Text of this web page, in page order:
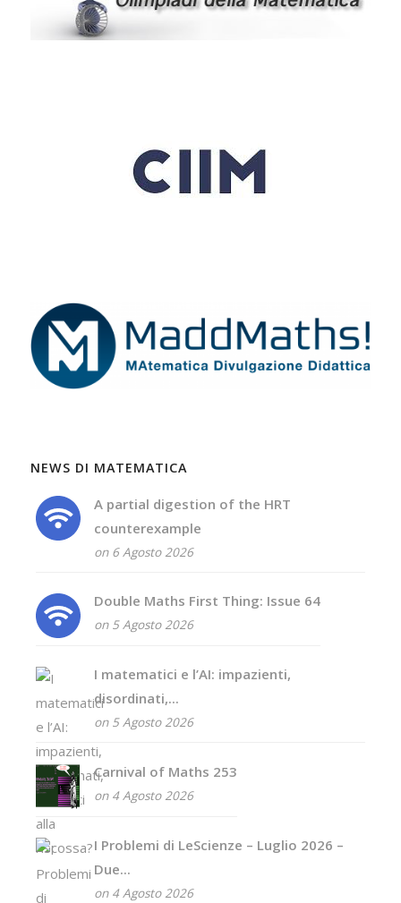
NEWS DI MATEMATICA
A partial digestion of the HRT
counterexample
on 6 Agosto 2026
Double Maths First Thing: Issue 64
on 5 Agosto 2026
I matematici e l’AI: impazienti,
disordinati,...
on 5 Agosto 2026
Carnival of Maths 253
on 4 Agosto 2026
I Problemi di LeScienze – Luglio 2026 –
Due...
on 4 Agosto 2026